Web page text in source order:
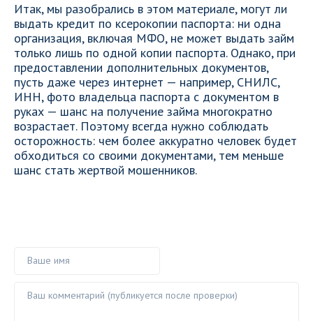
Итак, мы разобрались в этом материале, могут ли
выдать кредит по ксерокопии паспорта: ни одна
организация, включая МФО, не может выдать займ
только лишь по одной копии паспорта. Однако, при
предоставлении дополнительных документов,
пусть даже через интернет — например, СНИЛС,
ИНН, фото владельца паспорта с документом в
руках — шанс на получение займа многократно
возрастает. Поэтому всегда нужно соблюдать
осторожность: чем более аккуратно человек будет
обходиться со своими документами, тем меньше
шанс стать жертвой мошенников.